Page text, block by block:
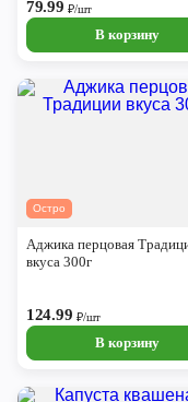
79.99₽/шт
В корзину
Остро
Аджика перцовая
вкуса 300г
124.99 ₽/шт
В корзину